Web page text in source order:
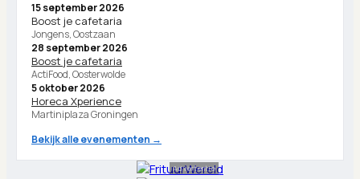
15 september 2026
Boost je cafetaria
Jongens, Oostzaan
28 september 2026
Boost je cafetaria
ActiFood, Oosterwolde
5 oktober 2026
Horeca Xperience
Martiniplaza Groningen
Bekijk alle evenementen →
Advertentie